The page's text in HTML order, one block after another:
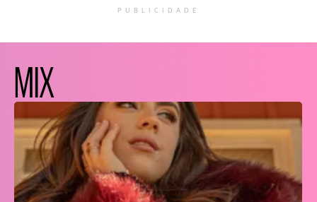
PUBLICIDADE
MIX